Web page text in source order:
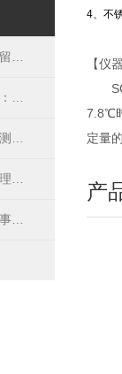
4、不
【仪
SC-
7.8℃
定量
产